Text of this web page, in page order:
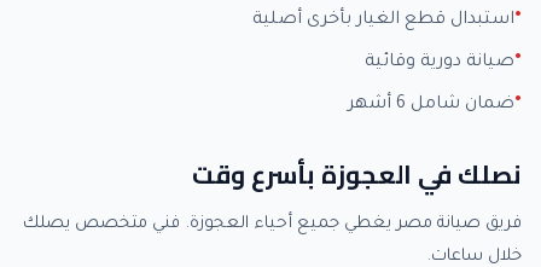
استبدال قطع الغيار بأخرى أصلية
صيانة دورية وقائية
ضمان شامل 6 أشهر
نصلك في العجوزة بأسرع وقت
فريق صيانة مصر يغطي جميع أحياء العجوزة. فني متخصص يصلك
خلال ساعات.